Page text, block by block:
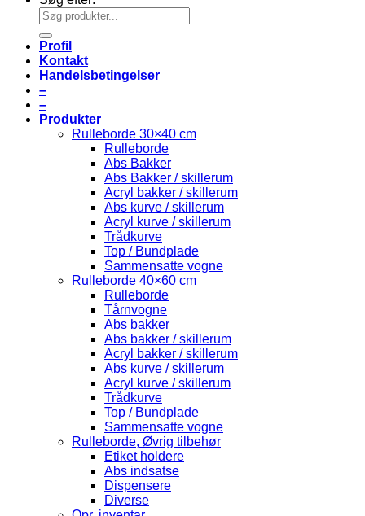
Profil
Kontakt
Handelsbetingelser
–
–
Produkter
Rulleborde 30×40 cm
Rulleborde
Abs Bakker
Abs Bakker / skillerum
Acryl bakker / skillerum
Abs kurve / skillerum
Acryl kurve / skillerum
Trådkurve
Top / Bundplade
Sammensatte vogne
Rulleborde 40×60 cm
Rulleborde
Tårnvogne
Abs bakker
Abs bakker / skillerum
Acryl bakker / skillerum
Abs kurve / skillerum
Acryl kurve / skillerum
Trådkurve
Top / Bundplade
Sammensatte vogne
Rulleborde, Øvrig tilbehør
Etiket holdere
Abs indsatse
Dispensere
Diverse